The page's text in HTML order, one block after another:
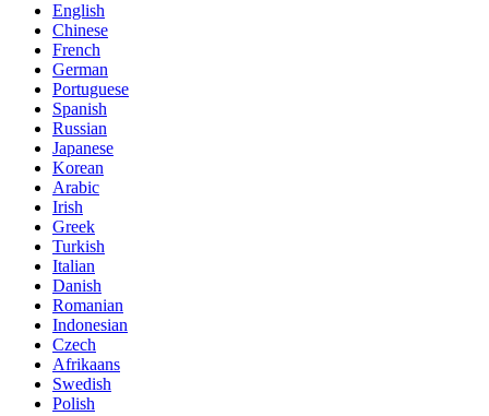
English
Chinese
French
German
Portuguese
Spanish
Russian
Japanese
Korean
Arabic
Irish
Greek
Turkish
Italian
Danish
Romanian
Indonesian
Czech
Afrikaans
Swedish
Polish